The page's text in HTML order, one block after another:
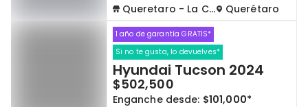
Queretaro - La Capilla
Querétaro
1 año de garantía GRATIS*
Si no te gusta, lo devuelves*
Hyundai Tucson 2024
$502,500
Enganche desde: $101,000*